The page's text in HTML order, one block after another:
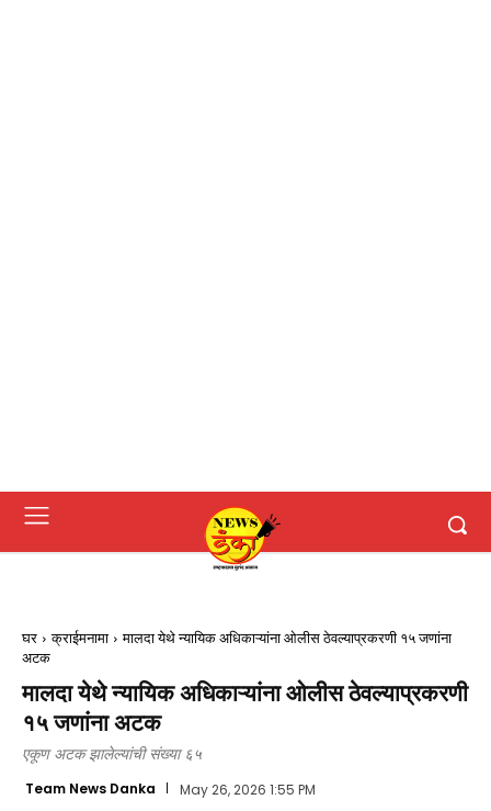
घर क्राईमनामा
मालदा येथे न्यायिक अधिकाऱ्यांना ओलीस ठेवल्याप्रकरणी १५ जणांना
अटक
मालदा येथे न्यायिक अधिकाऱ्यांना ओलीस ठेवल्याप्रकरणी
१५ जणांना अटक
एकूण अटक झालेल्यांची संख्या ६५
Team News Danka May 26, 2026 1:55 PM